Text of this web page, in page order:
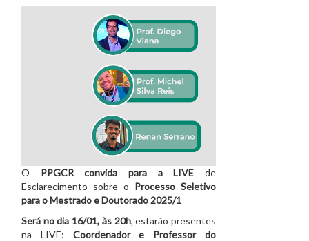
O PPGCR convida para a LIVE de
Esclarecimento sobre o Processo Seletivo
para o Mestrado e Doutorado 2025/1
Será no dia 16/01, às 20h, estarão presentes
na LIVE: Coordenador e Professor do